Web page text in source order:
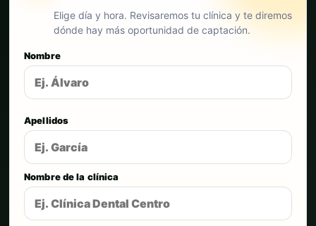
Elige día y hora. Revisaremos tu clínica y te diremos
dónde hay más oportunidad de captación.
Nombre
Apellidos
Nombre de la clínica